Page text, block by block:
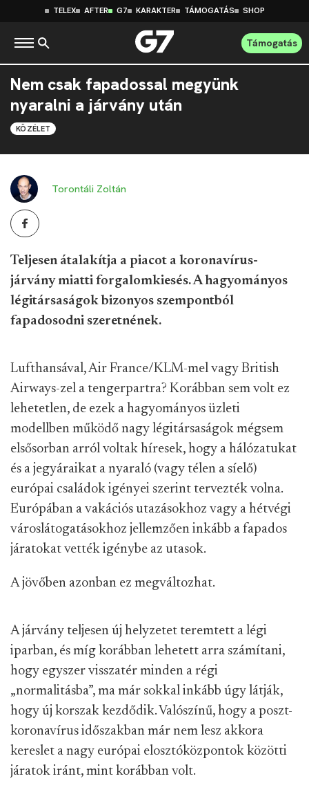
TELEX AFTER G7 KARAKTER TÁMOGATÁS SHOP
Támogatás
Nem csak fapadossal megyünk
nyaralni a járvány után
KÖZÉLET
Torontáli Zoltán
Teljesen átalakítja a piacot a koronavírus-
járvány miatti forgalomkiesés. A hagyományos
légitársaságok bizonyos szempontból
fapadosodni szeretnének.
Lufthansával, Air France/KLM-mel vagy British
Airways-zel a tengerpartra? Korábban sem volt ez
lehetetlen, de ezek a hagyományos üzleti
modellben működő nagy légitársaságok mégsem
elsősorban arról voltak híresek, hogy a hálózatukat
és a jegyáraikat a nyaraló (vagy télen a síelő)
európai családok igényei szerint tervezték volna.
Európában a vakációs utazásokhoz vagy a hétvégi
városlátogatásokhoz jellemzően inkább a fapados
járatokat vették igénybe az utasok.
A jövőben azonban ez megváltozhat.
A járvány teljesen új helyzetet teremtett a légi
iparban, és míg korábban lehetett arra számítani,
hogy egyszer visszatér minden a régi
„normalitásba”, ma már sokkal inkább úgy látják,
hogy új korszak kezdődik. Valószínű, hogy a poszt-
koronavírus időszakban már nem lesz akkora
kereslet a nagy európai elosztóközpontok közötti
járatok iránt, mint korábban volt.